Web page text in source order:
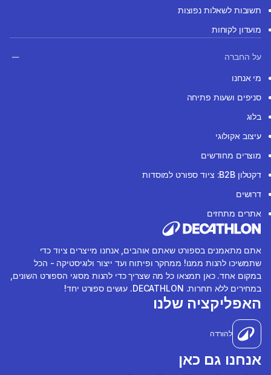
תשובות לשאלות נפוצות
מועדון לקוחות
על החברה
מי אנחנו
סניפים ושעות פתיחה
בלוג
עיצוב אקולוגי
מוצרים מחודשים
דקטלון B2B: ציוד ספורט למוסדות
דרושים
אתרים מתחזים
אתם מתאמנים בספורט שאתם אוהבים, אנחנו מייצרים ציוד כדי
שתמשיכו להנות ממנו! ממחקר ופיתוח ועד ייצור ולוגיסטיקה - הכל
במקום אחד. כאן תמצאו כל מה שצריך כדי להנות מסוגי הספורט השונים,
במחירים ללא תחרות. DECATHLON. עושים ספורט יחד!
האפליקציה שלנו
להורדה
אנחנו גם כאן